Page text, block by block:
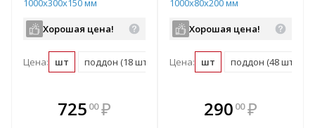
1000х300х150 мм
Хорошая цена!
Цена: шт поддон (18 шт)
725 00 ₽
В комплекте
всегда выгоднее!
1000х80х200 мм
Хорошая цена!
Цена: шт поддон (48 шт)
В комплекте
всегда выгоднее!
290 00 ₽